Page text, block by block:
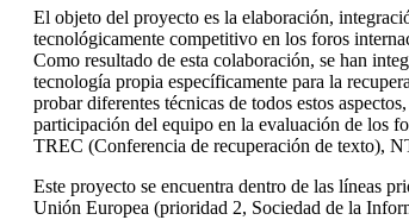
El objeto del proyecto es la elaboración,
tecnológicamente competitivo en los foros
Como resultado de esta colaboración, se han
tecnología propia específicamente para la
probar diferentes técnicas de todos estos
participación del equipo en la evaluación de los
TREC (Conferencia de recuperación de texto),
Este proyecto se encuentra dentro de las líneas
Unión Europea (prioridad 2, Sociedad de la